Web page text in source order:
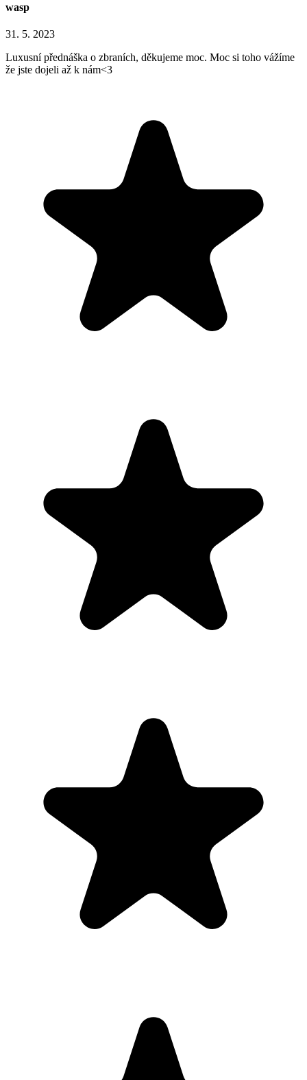
wasp
31. 5. 2023
Luxusní přednáška o zbraních, děkujeme moc. Moc si toho vážíme
že jste dojeli až k nám<3